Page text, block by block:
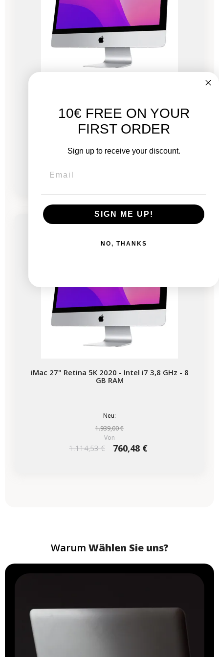
2.249,00 €
1.056,33 €
SALES -354,05 €
iMac 27" Retina 5K 2020 - Intel i7 3,8 GHz - 8
GB RAM
Neu:
1.939,00 €
Von
1.114,53 € 760,48 €
Warum Wählen Sie uns?
10€ FREE ON YOUR
FIRST ORDER
Sign up to receive your discount.
SIGN ME UP!
NO, THANKS